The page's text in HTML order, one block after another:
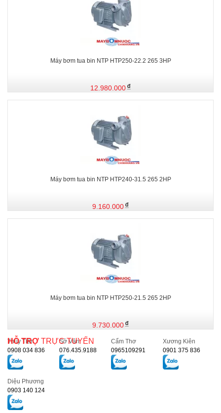
Máy bơm tua bin NTP HTP250-22.2 265 3HP
12.980.000
Máy bơm tua bin NTP HTP240-31.5 265 2HP
9.160.000
Máy bơm tua bin NTP HTP250-21.5 265 2HP
9.730.000
HỖ TRỢ TRỰC TUYẾN
Thủy Tiên
0908 034 836
Sở Vân
076.435.9188
Cẩm Thơ
0965109291
Xương Kiên
0901 375 836
Diệu Phương
0903 140 124